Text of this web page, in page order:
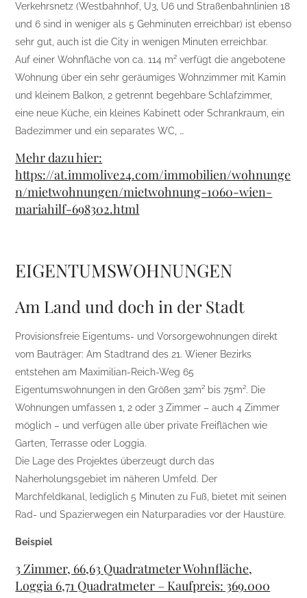
Verkehrsnetz (Westbahnhof, U3, U6 und Straßenbahnlinien 18
und 6 sind in weniger als 5 Gehminuten erreichbar) ist ebenso
sehr gut, auch ist die City in wenigen Minuten erreichbar.
Auf einer Wohnfläche von ca. 114 m² verfügt die angebotene
Wohnung über ein sehr geräumiges Wohnzimmer mit Kamin
und kleinem Balkon, 2 getrennt begehbare Schlafzimmer,
eine neue Küche, ein kleines Kabinett oder Schrankraum, ein
Badezimmer und ein separates WC, …
Mehr dazu hier:
https://at.immolive24.com/immobilien/wohnunge
n/mietwohnungen/mietwohnung-1060-wien-
mariahilf-698302.html
EIGENTUMSWOHNUNGEN
Am Land und doch in der Stadt
Provisionsfreie Eigentums- und Vorsorgewohnungen direkt
vom Bauträger: Am Stadtrand des 21. Wiener Bezirks
entstehen am Maximilian-Reich-Weg 65
Eigentumswohnungen in den Größen 32m² bis 75m². Die
Wohnungen umfassen 1, 2 oder 3 Zimmer – auch 4 Zimmer
möglich – und verfügen alle über private Freiflächen wie
Garten, Terrasse oder Loggia.
Die Lage des Projektes überzeugt durch das
Naherholungsgebiet im näheren Umfeld. Der
Marchfeldkanal, lediglich 5 Minuten zu Fuß, bietet mit seinen
Rad- und Spazierwegen ein Naturparadies vor der Haustüre.
Beispiel
3 Zimmer, 66,63 Quadratmeter Wohnfläche,
Loggia 6,71 Quadratmeter – Kaufpreis: 369.000